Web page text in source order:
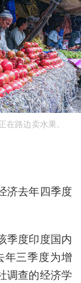
路边卖水果。
济去年四季度
季度印度国内
年三季度为增
调查的经济学